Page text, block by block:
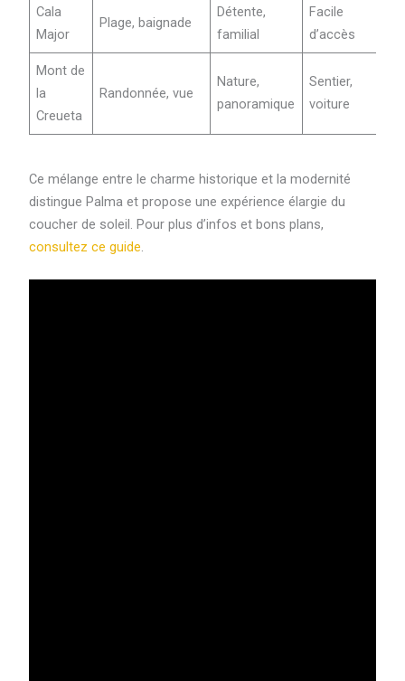
Cala
Major
Plage, baignade
Détente,
familial
Facile
d’accès
Mont de
la
Creueta
Randonnée, vue
Nature,
panoramique
Sentier,
voiture
Ce mélange entre le charme historique et la modernité
distingue Palma et propose une expérience élargie du
coucher de soleil. Pour plus d’infos et bons plans,
consultez ce guide.